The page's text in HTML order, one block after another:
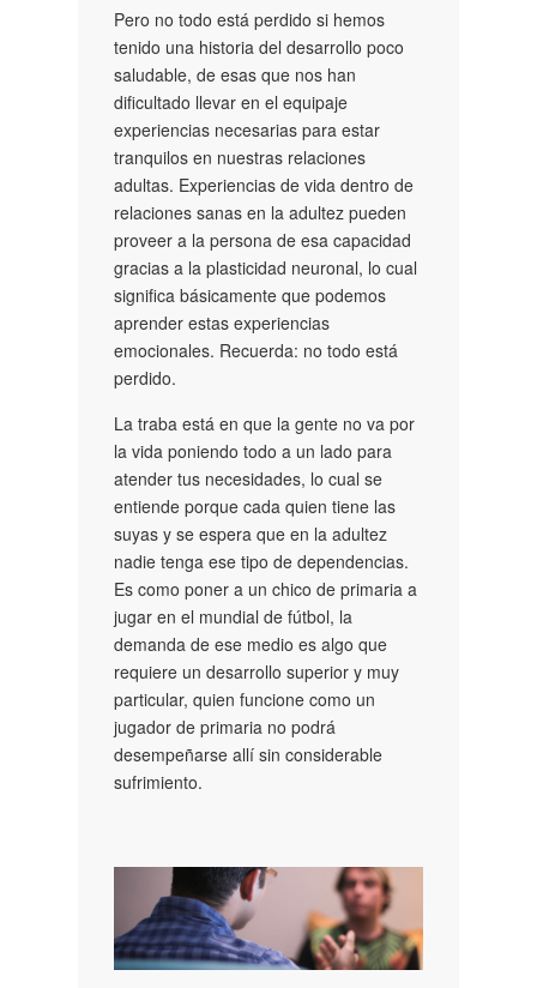
Pero no todo está perdido si hemos
tenido una historia del desarrollo poco
saludable, de esas que nos han
dificultado llevar en el equipaje
experiencias necesarias para estar
tranquilos en nuestras relaciones
adultas. Experiencias de vida dentro de
relaciones sanas en la adultez pueden
proveer a la persona de esa capacidad
gracias a la plasticidad neuronal, lo cual
significa básicamente que podemos
aprender estas experiencias
emocionales. Recuerda: no todo está
perdido.
La traba está en que la gente no va por
la vida poniendo todo a un lado para
atender tus necesidades, lo cual se
entiende porque cada quien tiene las
suyas y se espera que en la adultez
nadie tenga ese tipo de dependencias.
Es como poner a un chico de primaria a
jugar en el mundial de fútbol, la
demanda de ese medio es algo que
requiere un desarrollo superior y muy
particular, quien funcione como un
jugador de primaria no podrá
desempeñarse allí sin considerable
sufrimiento.